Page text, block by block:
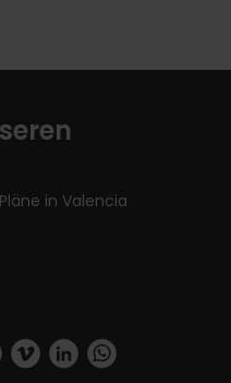
in Valencia
visit_valencia/
user/
twitter.com/_VivaValencia
https://vimeo.com/
https://www.linkedin.com/company/turismo-valencia/https://api.whatsapp.com/send/